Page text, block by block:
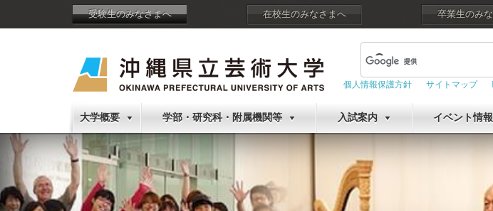
受験生のみなさまへ 在校生のみなさまへ 卒業生のみ
個人情報保護方針 サイトマップ
大学概要 学部・研究科・附属機関等 入試案内 イベント情報